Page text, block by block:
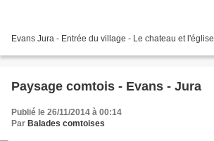
Evans Jura - Entrée du village - Le chateau et l'église
Paysage comtois - Evans - Jura
Publié le 26/11/2014 à 00:14
Par Balades comtoises